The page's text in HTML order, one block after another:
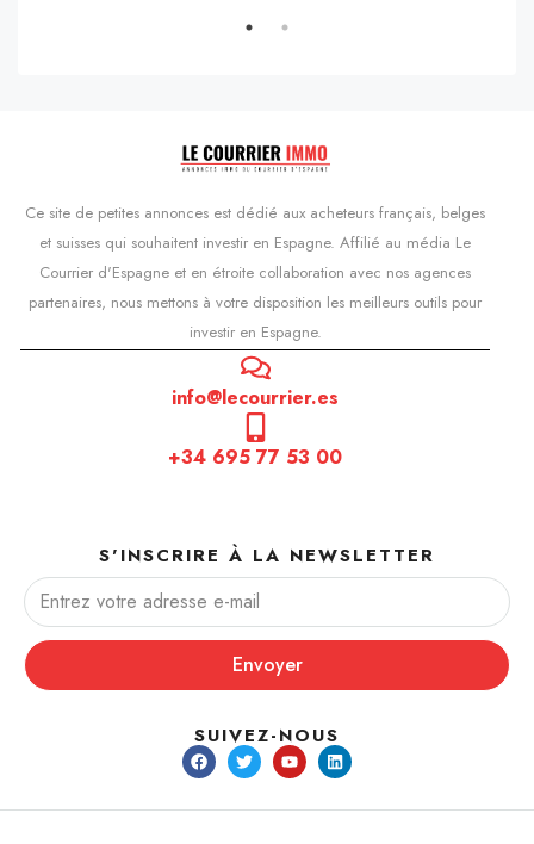
Ce site de petites annonces est dédié aux acheteurs français, belges
et suisses qui souhaitent investir en Espagne. Affilié au média Le
Courrier d'Espagne et en étroite collaboration avec nos agences
partenaires, nous mettons à votre disposition les meilleurs outils pour
investir en Espagne.
info@lecourrier.es
+34 695 77 53 00
S'INSCRIRE À LA NEWSLETTER
Envoyer
SUIVEZ-NOUS